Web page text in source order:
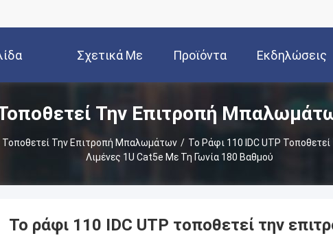
Σχετικά Με
Εμάς
Προϊόντα Εκδηλώσεις
Την Επιτροπή
Τοποθετεί Την Επιτροπή Μπαλωμάτων / Το Ράφι 110 IDC UTP
Λιμένες 1U Cat5e Με Τη Γωνία 180 Βαθμού
Το ράφι 110 IDC UTP τοποθετεί την